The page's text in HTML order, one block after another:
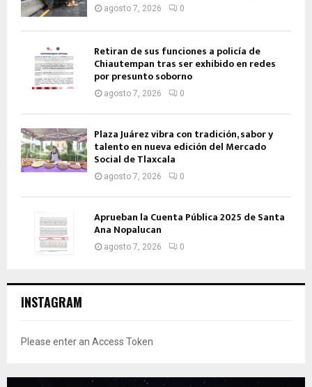
agosto 7, 2026 0
Retiran de sus funciones a policía de
Chiautempan tras ser exhibido en redes
por presunto soborno
agosto 7, 2026 0
Plaza Juárez vibra con tradición, sabor y
talento en nueva edición del Mercado
Social de Tlaxcala
agosto 7, 2026 0
Aprueban la Cuenta Pública 2025 de Santa
Ana Nopalucan
agosto 7, 2026 0
INSTAGRAM
Please enter an Access Token